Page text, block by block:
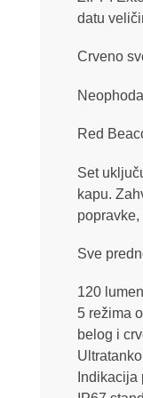
datu
Crveno
Red
Set
kapu.
Sve
120
5 režima
belog i